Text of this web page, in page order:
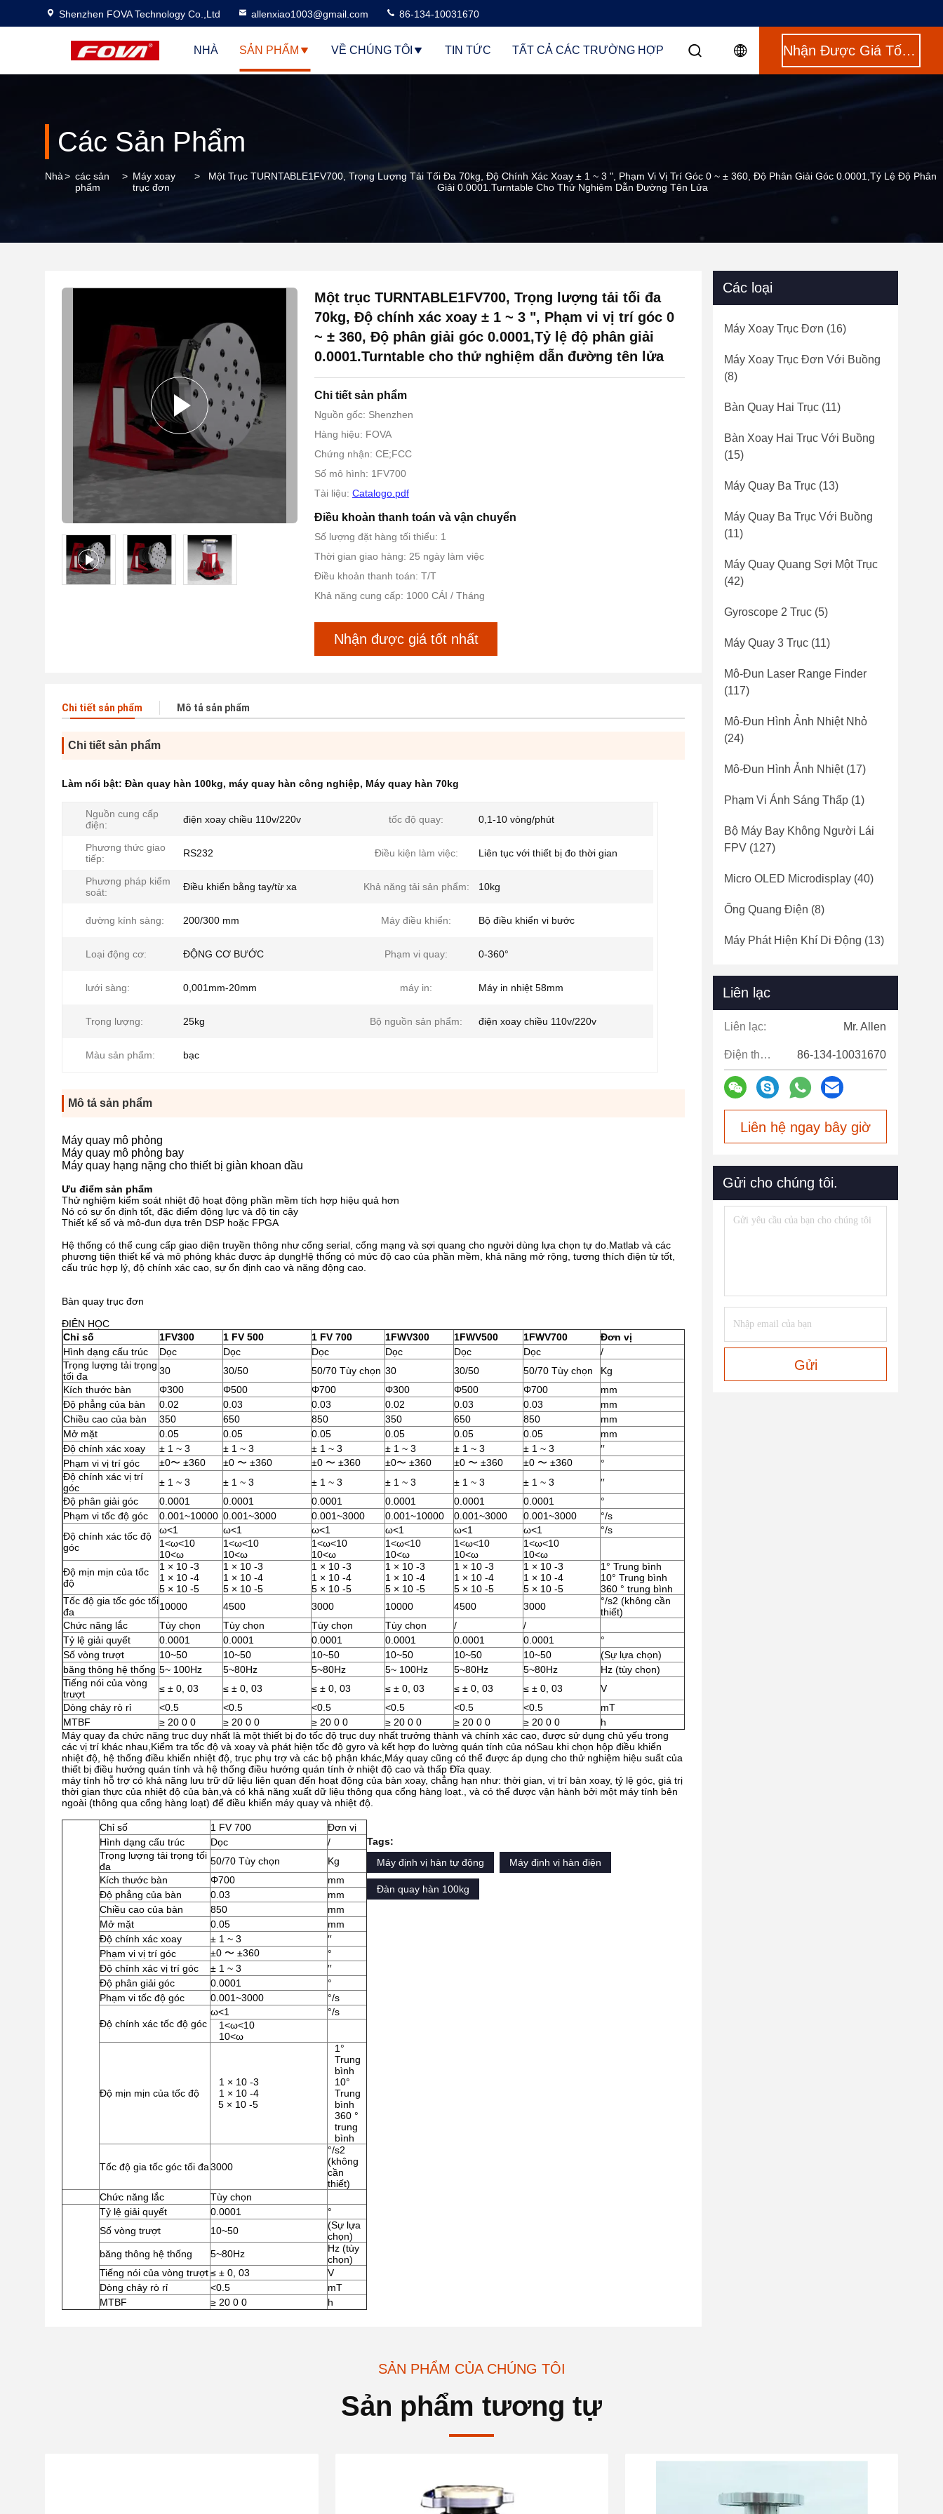
Shenzhen FOVA Technology Co.,Ltd allenxiao1003@gmail.com 86-134-10031670
NHÀ SẢN PHẨM VỀ CHÚNG TÔI TIN TỨC TẤT CẢ CÁC TRƯỜNG HỢP Nhận Được Giá Tốt Nhất
Các Sản Phẩm
Nhà> các sản
phẩm
> Máy xoay
trục đơn
>
Một Trục TURNTABLE1FV700, Trọng Lượng Tải Tối Đa 70kg, Độ Chính Xác Xoay ± 1 ~ 3 ", Phạm Vi Vị Trí Góc 0 ~ ± 360, Độ Phân Giải Góc 0.0001,Tỷ Lệ Độ Phân
Giải 0.0001.Turntable Cho Thử Nghiệm Dẫn Đường Tên Lửa
Một trục TURNTABLE1FV700, Trọng lượng tải tối đa
70kg, Độ chính xác xoay ± 1 ~ 3 ", Phạm vi vị trí góc 0
~ ± 360, Độ phân giải góc 0.0001,Tỷ lệ độ phân giải
0.0001.Turntable cho thử nghiệm dẫn đường tên lửa
Chi tiết sản phẩm
Nguồn gốc: Shenzhen
Hàng hiệu: FOVA
Chứng nhận: CE;FCC
Số mô hình: 1FV700
Tài liệu: Catalogo.pdf
Điều khoản thanh toán và vận chuyển
Số lượng đặt hàng tối thiểu: 1
Thời gian giao hàng: 25 ngày làm việc
Điều khoản thanh toán: T/T
Khả năng cung cấp: 1000 CÁI / Tháng
Nhận được giá tốt nhất
Chi tiết sản phẩm Mô tả sản phẩm
Chi tiết sản phẩm
Làm nổi bật: Đàn quay hàn 100kg, máy quay hàn công nghiệp, Máy quay hàn 70kg
Nguồn cung cấp
điện:
điện xoay chiều 110v/220v tốc độ quay: 0,1-10 vòng/phút
Phương thức giao
tiếp:
RS232 Điều kiện làm việc: Liên tục với thiết bị đo thời gian
Phương pháp kiểm
soát:
Điều khiển bằng tay/từ xa Khả năng tải sản phẩm: 10kg
đường kính sàng: 200/300 mm Máy điều khiển: Bộ điều khiển vi bước
Loại động cơ: ĐỘNG CƠ BƯỚC Phạm vi quay: 0-360°
lưới sàng: 0,001mm-20mm máy in: Máy in nhiệt 58mm
Trọng lượng: 25kg Bộ nguồn sản phẩm: điện xoay chiều 110v/220v
Màu sản phẩm: bạc
Mô tả sản phẩm
Máy quay mô phỏng
Máy quay mô phỏng bay
Máy quay hạng nặng cho thiết bị giàn khoan dầu
Ưu điểm sản phẩm
Thử nghiệm kiểm soát nhiệt độ hoạt động phần mềm tích hợp hiệu quả hơn
Nó có sự ổn định tốt, đặc điểm động lực và độ tin cậy
Thiết kế số và mô-đun dựa trên DSP hoặc FPGA
Hệ thống có thể cung cấp giao diện truyền thông như cổng serial, cổng mạng và sợi quang cho người dùng lựa chọn tự do.Matlab và các
phương tiện thiết kế và mô phỏng khác được áp dụngHệ thống có mức độ cao của phần mềm, khả năng mở rộng, tương thích điện từ tốt,
cấu trúc hợp lý, độ chính xác cao, sự ổn định cao và năng động cao.
Bàn quay trục đơn
ĐIÊN HỌC
Chỉ số
1FV300 1 FV 500 1 FV 700 1FWV300 1FWV500 1FWV700
Đơn vị
Hình dạng cấu trúc
Dọc Dọc Dọc Dọc Dọc Dọc
/
Trọng lượng tải trọng
tối đa
30 30/50 50/70 Tùy chọn 30 30/50 50/70 Tùy chọn
Kg
Kích thước bàn
Φ300 Φ500 Φ700 Φ300 Φ500 Φ700
mm
Độ phẳng của bàn
0.02 0.03 0.03 0.02 0.03 0.03
mm
Chiều cao của bàn
350 650 850 350 650 850
mm
Mở mặt
0.05 0.05 0.05 0.05 0.05 0.05
mm
Độ chính xác xoay
± 1 ~ 3 ± 1 ~ 3 ± 1 ~ 3 ± 1 ~ 3 ± 1 ~ 3 ± 1 ~ 3
′′
Phạm vi vị trí góc
±0〜 ±360 ±0 〜 ±360 ±0 〜 ±360 ±0〜 ±360 ±0 〜 ±360 ±0 〜 ±360
°
Độ chính xác vị trí
góc
± 1 ~ 3 ± 1 ~ 3 ± 1 ~ 3 ± 1 ~ 3 ± 1 ~ 3 ± 1 ~ 3
′′
Độ phân giải góc
0.0001 0.0001 0.0001 0.0001 0.0001 0.0001
°
Phạm vi tốc độ góc
0.001~10000 0.001~3000 0.001~3000 0.001~10000 0.001~3000 0.001~3000
°/s
Độ chính xác tốc độ
góc
ω<1 ω<1 ω<1 ω<1 ω<1 ω<1
°/s
1<ω<10
10<ω
1<ω<10
10<ω
1<ω<10
10<ω
1<ω<10
10<ω
1<ω<10
10<ω
1<ω<10
10<ω
Độ mịn mịn của tốc
độ
1 × 10 -3
1 × 10 -4
5 × 10 -5
1 × 10 -3
1 × 10 -4
5 × 10 -5
1 × 10 -3
1 × 10 -4
5 × 10 -5
1 × 10 -3
1 × 10 -4
5 × 10 -5
1 × 10 -3
1 × 10 -4
5 × 10 -5
1 × 10 -3
1 × 10 -4
5 × 10 -5
1° Trung bình
10° Trung bình
360 ° trung bình
Tốc độ gia tốc góc tối
đa
10000 4500 3000 10000 4500 3000
°/s2 (không cần
thiết)
Chức năng lắc
Tùy chọn Tùy chọn Tùy chọn Tùy chọn /
/
Tỷ lệ giải quyết
0.0001 0.0001 0.0001 0.0001 0.0001 0.0001
°
Số vòng trượt
10~50 10~50 10~50 10~50 10~50 10~50
(Sự lựa chọn)
băng thông hệ thống 5~ 100Hz 5~80Hz 5~80Hz 5~ 100Hz 5~80Hz 5~80Hz
Hz (tùy chọn)
Tiếng nói của vòng
trượt
≤ ± 0, 03 ≤ ± 0, 03 ≤ ± 0, 03 ≤ ± 0, 03 ≤ ± 0, 03 ≤ ± 0, 03
V
Dòng chảy rò rỉ
<0.5 <0.5 <0.5 <0.5 <0.5 <0.5
mT
MTBF
≥ 20 0 0 ≥ 20 0 0 ≥ 20 0 0 ≥ 20 0 0 ≥ 20 0 0 ≥ 20 0 0
h
Máy quay đa chức năng trục duy nhất là một thiết bị đo tốc độ trục duy nhất trưởng thành và chính xác cao, được sử dụng chủ yếu trong
các vị trí khác nhau,Kiểm tra tốc độ và xoay và phát hiện tốc độ gyro và kết hợp đo lường quán tính của nóSau khi chọn hộp điều khiển
nhiệt độ, hệ thống điều khiển nhiệt độ, trục phụ trợ và các bộ phận khác,Máy quay cũng có thể được áp dụng cho thử nghiệm hiệu suất của
thiết bị điều hướng quán tính và hệ thống điều hướng quán tính ở nhiệt độ cao và thấp Đĩa quay.
máy tính hỗ trợ có khả năng lưu trữ dữ liệu liên quan đến hoạt động của bàn xoay, chẳng hạn như: thời gian, vị trí bàn xoay, tỷ lệ góc, giá trị
thời gian thực của nhiệt độ của bàn,và có khả năng xuất dữ liệu thông qua cổng hàng loạt., và có thể được vận hành bởi một máy tính bên
ngoài (thông qua cổng hàng loạt) để điều khiển máy quay và nhiệt độ.
Chỉ số 1 FV 700
Đơn vị
Hình dạng cấu trúc
Dọc
/
Trọng lượng tải trọng tối
đa
50/70 Tùy chọn
Kg
Kích thước bàn
Φ700
mm
Độ phẳng của bàn
0.03
mm
Chiều cao của bàn
850
mm
Mở mặt
0.05
mm
Độ chính xác xoay
± 1 ~ 3
′′
Phạm vi vị trí góc
±0 〜 ±360
°
Độ chính xác vị trí góc
± 1 ~ 3
′′
Độ phân giải góc
0.0001
°
Phạm vi tốc độ góc
0.001~3000 °/s
Độ chính xác tốc độ góc
ω<1
°/s
1<ω<10
10<ω
Độ mịn mịn của tốc độ
1 × 10 -3
1 × 10 -4
5 × 10 -5
1°
Trung
bình
10°
Trung
bình
360 °
trung
bình
Tốc độ gia tốc góc tối đa3000
°/s2
(không
cần
thiết)
Chức năng lắc
Tùy chọn
Tỷ lệ giải quyết
0.0001
°
Số vòng trượt
10~50
(Sự lựa
chọn)
băng thông hệ thống
5~80Hz
Hz (tùy
chọn)
Tiếng nói của vòng trượt≤ ± 0, 03
V
Dòng chảy rò rỉ
<0.5
mT
MTBF
≥ 20 0 0 h
Tags:
Máy định vị hàn tự động
Máy định vị hàn điện
Đàn quay hàn 100kg
Các loại
Máy Xoay Trục Đơn (16)
Máy Xoay Trục Đơn Với Buồng
(8)
Bàn Quay Hai Trục (11)
Bàn Xoay Hai Trục Với Buồng
(15)
Máy Quay Ba Trục (13)
Máy Quay Ba Trục Với Buồng
(11)
Máy Quay Quang Sợi Một Trục
(42)
Gyroscope 2 Trục (5)
Máy Quay 3 Trục (11)
Mô-Đun Laser Range Finder
(117)
Mô-Đun Hình Ảnh Nhiệt Nhỏ
(24)
Mô-Đun Hình Ảnh Nhiệt(17)
Phạm Vi Ánh Sáng Thấp (1)
Bộ Máy Bay Không Người Lái
FPV (127)
Micro OLED Microdisplay (40)
Ống Quang Điện (8)
Máy Phát Hiện Khí Di Động (13)
Liên lạc
Liên lạc: Mr. Allen
Điện thoại: 86-134-10031670
Liên hệ ngay bây giờ
Gửi cho chúng tôi.
Gửi
SẢN PHẨM CỦA CHÚNG TÔI
Sản phẩm tương tự